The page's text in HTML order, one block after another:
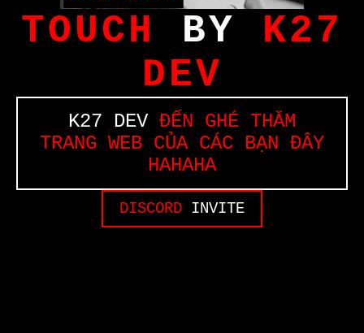
TOUCH BY K27
DEV
K27 DEVĐẾN GHÉ THĂM
TRANG WEB CỦA CÁC BẠN ĐÂY
HAHAHA
DISCORD INVITE